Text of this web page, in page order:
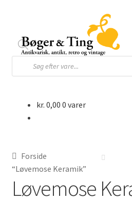
navigation
indhold
Products
search
Bøger og blade
Børnebøger
kr. 0,00 0 varer
Forside
“Løvemose Keramik”
Løvemose